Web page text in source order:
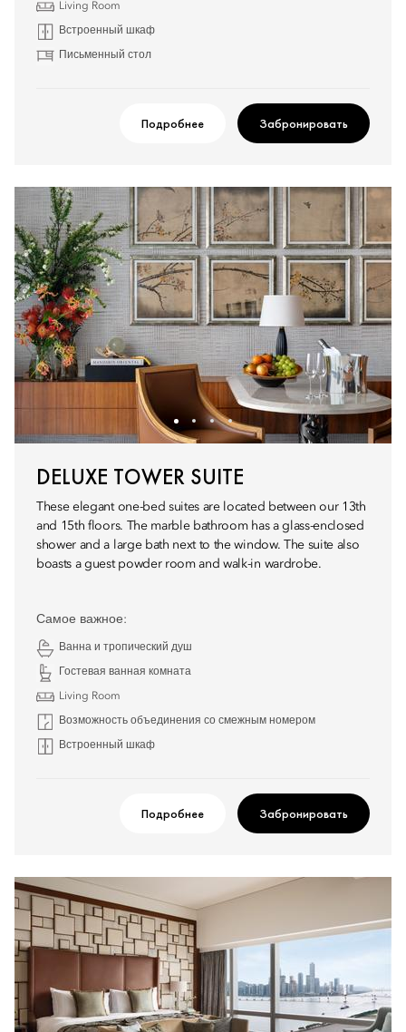
Living Room
Встроенный шкаф
Письменный стол
Подробнее Забронировать
DELUXE TOWER SUITE
These elegant one-bed suites are located between our 13th
and 15th floors. The marble bathroom has a glass-enclosed
shower and a large bath next to the window. The suite also
boasts a guest powder room and walk-in wardrobe.
Самое важное:
Ванна и тропический душ
Гостевая ванная комната
Living Room
Возможность объединения со смежным номером
Встроенный шкаф
Подробнее Забронировать